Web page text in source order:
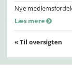
Nye
Læs mere
« Til oversigten